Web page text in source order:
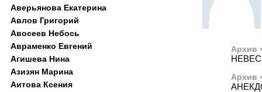
Архив
Архив
Аверьянова Екатерина
Авлов Григорий
Авосеев Небось
Авраменко Евгений
Агишева Нина
Азизян Марина
Аитова Ксения